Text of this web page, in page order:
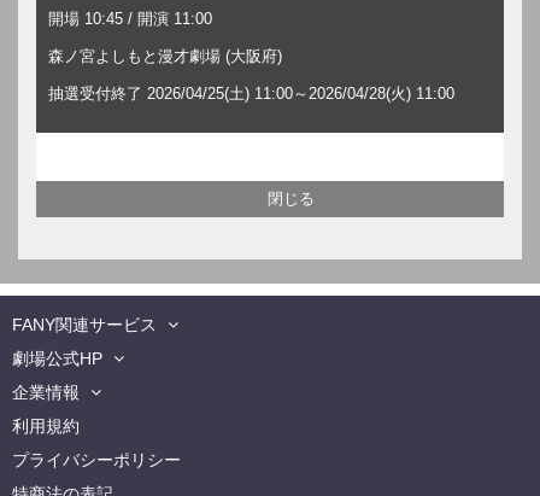
開場 10:45 / 開演 11:00
森ノ宮よしもと漫才劇場 (大阪府)
抽選受付終了 2026/04/25(土) 11:00～2026/04/28(火) 11:00
FANY関連サービス
劇場公式HP
企業情報
利用規約
プライバシーポリシー